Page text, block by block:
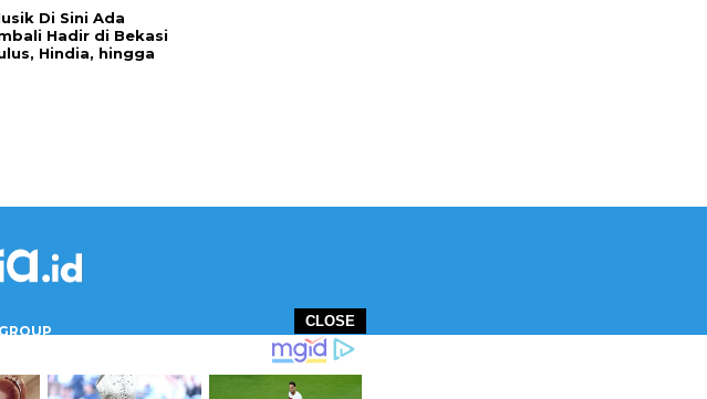
CLOSE
Di Sini Ada
Hadir di Bekasi
Hindia, hingga
Jakarta 10340